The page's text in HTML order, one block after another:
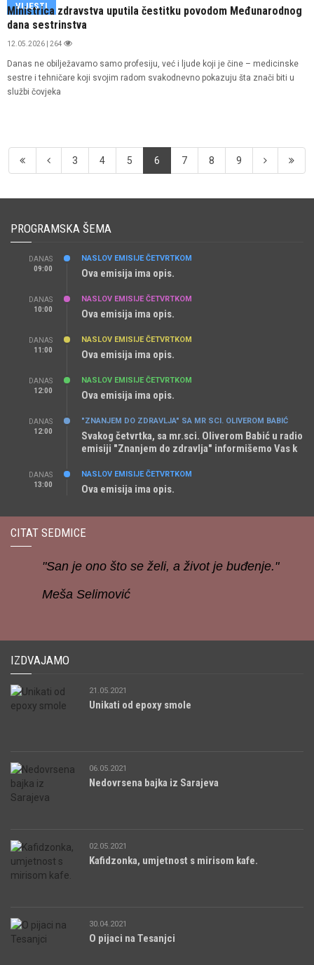
VIJESTI
Ministrica zdravstva uputila čestitku povodom Međunarodnog
dana sestrinstva
12.05.2026 | 264
Danas ne obilježavamo samo profesiju, već i ljude koji je čine – medicinske
sestre i tehničare koji svojim radom svakodnevno pokazuju šta znači biti u
službi čovjeka
3 4 5 6 7 8 9
PROGRAMSKA ŠEMA
DANAS
09:00
NASLOV EMISIJE ČETVRTKOM
Ova emisija ima opis.
DANAS
10:00
NASLOV EMISIJE ČETVRTKOM
Ova emisija ima opis.
DANAS
11:00
NASLOV EMISIJE ČETVRTKOM
Ova emisija ima opis.
DANAS
12:00
NASLOV EMISIJE ČETVRTKOM
Ova emisija ima opis.
DANAS
12:00
"ZNANJEM DO ZDRAVLJA" SA MR SCI. OLIVEROM BABIĆ
Svakog četvrtka, sa mr.sci. Oliverom Babić u radio
emisiji "Znanjem do zdravlja" informišemo Vas k
DANAS
13:00
NASLOV EMISIJE ČETVRTKOM
Ova emisija ima opis.
CITAT SEDMICE
"San je ono što se želi, a život je buđenje."
Meša Selimović
IZDVAJAMO
21.05.2021
Unikati od epoxy smole
06.05.2021
Nedovrsena bajka iz Sarajeva
02.05.2021
Kafidzonka, umjetnost s mirisom kafe.
30.04.2021
O pijaci na Tesanjci